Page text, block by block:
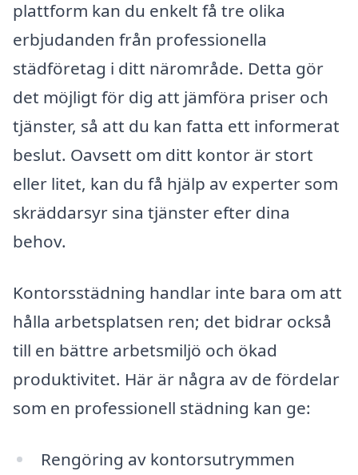
plattform kan du enkelt få tre olika
erbjudanden från professionella
städföretag i ditt närområde. Detta gör
det möjligt för dig att jämföra priser och
tjänster, så att du kan fatta ett informerat
beslut. Oavsett om ditt kontor är stort
eller litet, kan du få hjälp av experter som
skräddarsyr sina tjänster efter dina
behov.
Kontorsstädning handlar inte bara om att
hålla arbetsplatsen ren; det bidrar också
till en bättre arbetsmiljö och ökad
produktivitet. Här är några av de fördelar
som en professionell städning kan ge:
Rengöring av kontorsutrymmen